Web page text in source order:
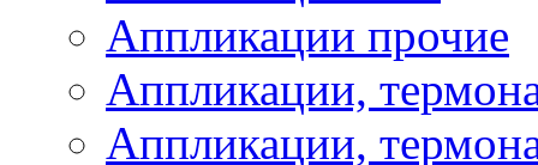
Аппликации прочие
Аппликации,
Аппликации,